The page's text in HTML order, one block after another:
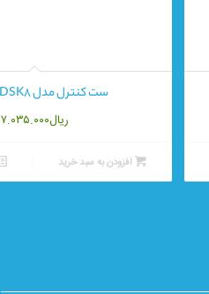
ست کنترل مدل DSK8 دوکاتی
ریال۷.۰۳۵.۰۰۰
افزودن به سبد خرید